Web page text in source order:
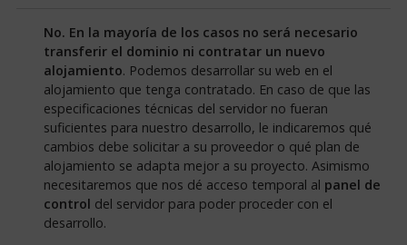
No. En la mayoría de los casos no será necesario
transferir el dominio ni contratar un nuevo
alojamiento. Podemos desarrollar su web en el
alojamiento que tenga contratado. En caso de que las
especificaciones técnicas del servidor no fueran
suficientes para nuestro desarrollo, le indicaremos qué
cambios debe solicitar a su proveedor o qué plan de
alojamiento se adapta mejor a su proyecto. Asimismo
necesitaremos que nos dé acceso temporal al panel de
control del servidor para poder proceder con el
desarrollo.